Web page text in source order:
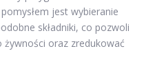
jest wybieranie
składniki, co pozwoli
oraz zredukować